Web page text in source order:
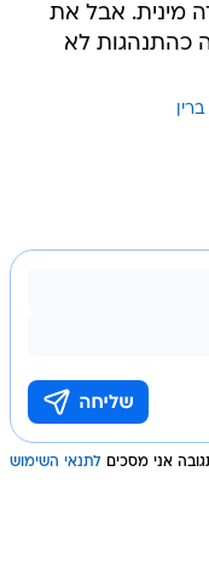
מינית. אבל את
כהתנהגות לא
אני מסכים לתנאי השימוש